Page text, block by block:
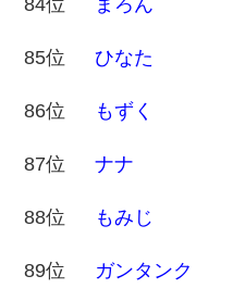
84位 まろん
85位 ひなた
86位 もずく
87位 ナナ
88位 もみじ
89位 ガンタンク